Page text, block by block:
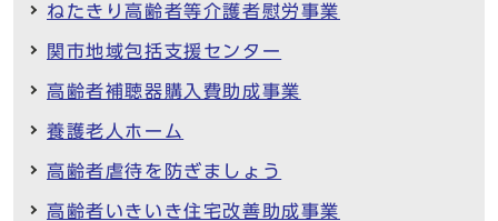
ねたきり高齢者等介護者慰労事業
関市地域包括支援センター
高齢者補聴器購入費助成事業
養護老人ホーム
高齢者虐待を防ぎましょう
高齢者いきいき住宅改善助成事業